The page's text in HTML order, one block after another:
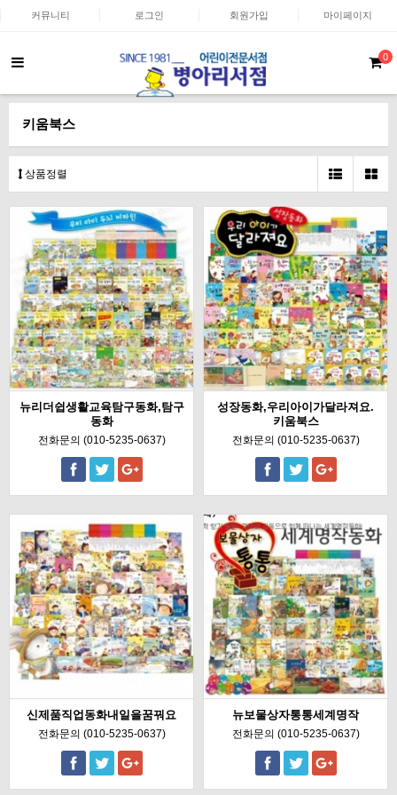
커뮤니티 로그인 회원가입 마이페이지
0
키움북스
상품정렬
뉴리더쉽생활교육탐구동화,탐구
동화
전화문의 (010-5235-0637)
성장동화,우리아이가달라져요.
키움북스
전화문의 (010-5235-0637)
신제품직업동화내일을꿈꿔요
전화문의 (010-5235-0637)
뉴보물상자통통세계명작
전화문의 (010-5235-0637)